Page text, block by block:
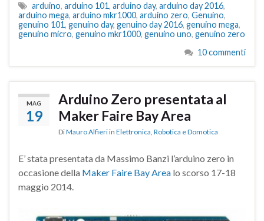
arduino, arduino 101, arduino day, arduino day 2016,
arduino mega, arduino mkr1000, arduino zero, Genuino,
genuino 101, genuino day, genuino day 2016, genuino mega,
genuino micro, genuino mkr1000, genuino uno, genuino zero
10 commenti
MAG
19
Arduino Zero presentata al
Maker Faire Bay Area
DiMauro Alfieri in Elettronica, Robotica e Domotica
E’ stata presentata da Massimo Banzi l’arduino zero in
occasione della Maker Faire Bay Area lo scorso 17-18
maggio 2014.